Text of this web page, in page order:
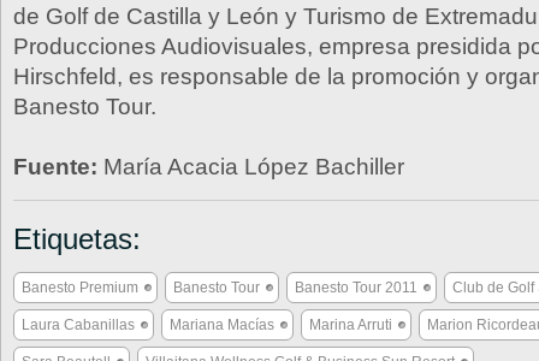
de Golf de Castilla y León y Turismo de
Producciones Audiovisuales, empresa presidida
Hirschfeld, es responsable de la promoción y
Banesto Tour.
Fuente: María Acacia López Bachiller
Etiquetas:
Banesto Premium Banesto Tour Banesto Tour 2011 Club de Golf
Laura Cabanillas Mariana Macías Marina Arruti Marion